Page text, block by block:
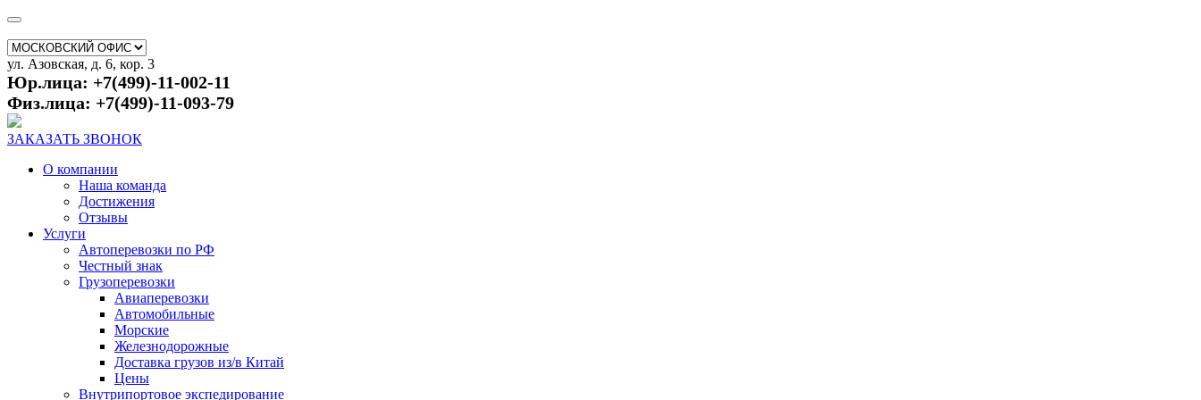
ул. Азовская, д. 6, кор. 3
Юр.лица: +7(499)-11-002-11
Физ.лица: +7(499)-11-093-79
ЗАКАЗАТЬ ЗВОНОК
О компании
Наша команда
Достижения
Отзывы
Услуги
Автоперевозки по РФ
Честный знак
Грузоперевозки
Авиаперевозки
Автомобильные
Морские
Железнодорожные
Доставка грузов из/в Китай
Цены
Внутрипортовое экспедирование